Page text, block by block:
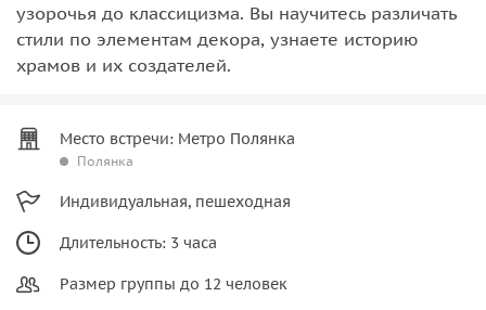
узорочья до классицизма. Вы научитесь различать
стили по элементам декора, узнаете историю
храмов и их создателей.
Место встречи: Метро Полянка
Полянка
Индивидуальная, пешеходная
Длительность: 3 часа
Размер группы до 12 человек